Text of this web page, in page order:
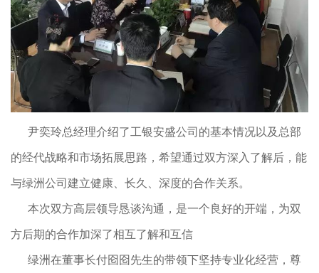
尹奕玲总经理介绍了工银安盛公司的基本情况以及总部
的经代战略和市场拓展思路，希望通过双方深入了解后，能
与绿洲公司建立健康、长久、深度的合作关系。
本次双方高层领导恳谈沟通，是一个良好的开端，为双
方后期的合作加深了相互了解和互信
绿洲在董事长付囵囵先生的带领下坚持专业化经营，尊